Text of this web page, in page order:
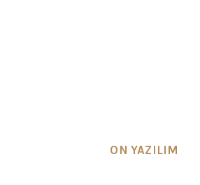
ON YAZILIM